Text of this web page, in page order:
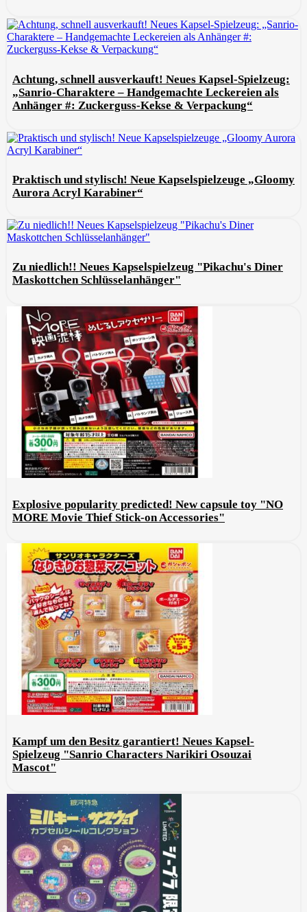
Achtung, schnell ausverkauft! Neues Kapsel-Spielzeug:
„Sanrio-Charaktere – Handgemachte Leckereien als
Anhänger #: Zuckerguss-Kekse & Verpackung“
Praktisch und stylisch! Neue Kapselspielzeuge „Gloomy
Aurora Acryl Karabiner“
Zu niedlich!! Neues Kapselspielzeug "Pikachu's Diner
Maskottchen Schlüsselanhänger"
Explosive popularity predicted! New capsule toy "NO
MORE Movie Thief Stick-on Accessories"
Kampf um den Besitz garantiert! Neues Kapsel-
Spielzeug "Sanrio Characters Narikiri Osouzai
Mascot"